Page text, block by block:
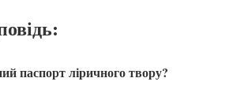
паспорт ліричного твору?